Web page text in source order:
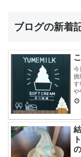
ブログの新着
今
挑
す
や